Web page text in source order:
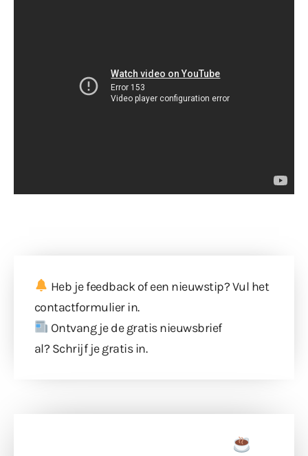
Heb je feedback of een nieuwstip? Vul het
contactformulierin.
Ontvang je de gratis nieuwsbrief
al? Schrijf je gratis in.